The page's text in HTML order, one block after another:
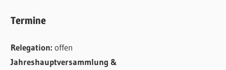
Termine
Relegation:offen
Jahreshauptversammlung &